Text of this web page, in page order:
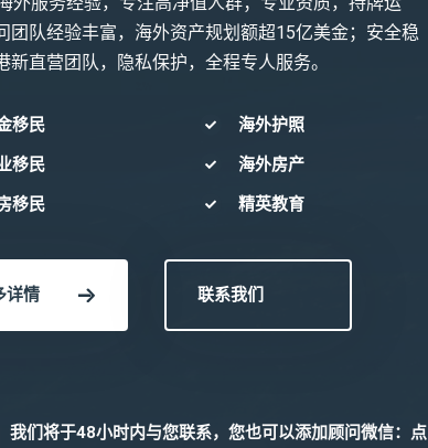
团队经验丰富，海外资产规划额超15亿美金；安全稳
新直营团队，隐私保护，全程专人服务。
移民
移民
移民
海外护照
海外房产
精英教育
详情 联系我们
我们将于48小时内与您联系，您也可以添加顾问微信： 点